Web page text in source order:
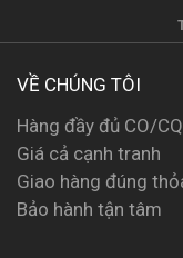
VỀ CHÚNG TÔI
Hàng đầy đủ CO/CQ
Giá cả cạnh tranh
Giao hàng đúng
Bảo hành tận tâm